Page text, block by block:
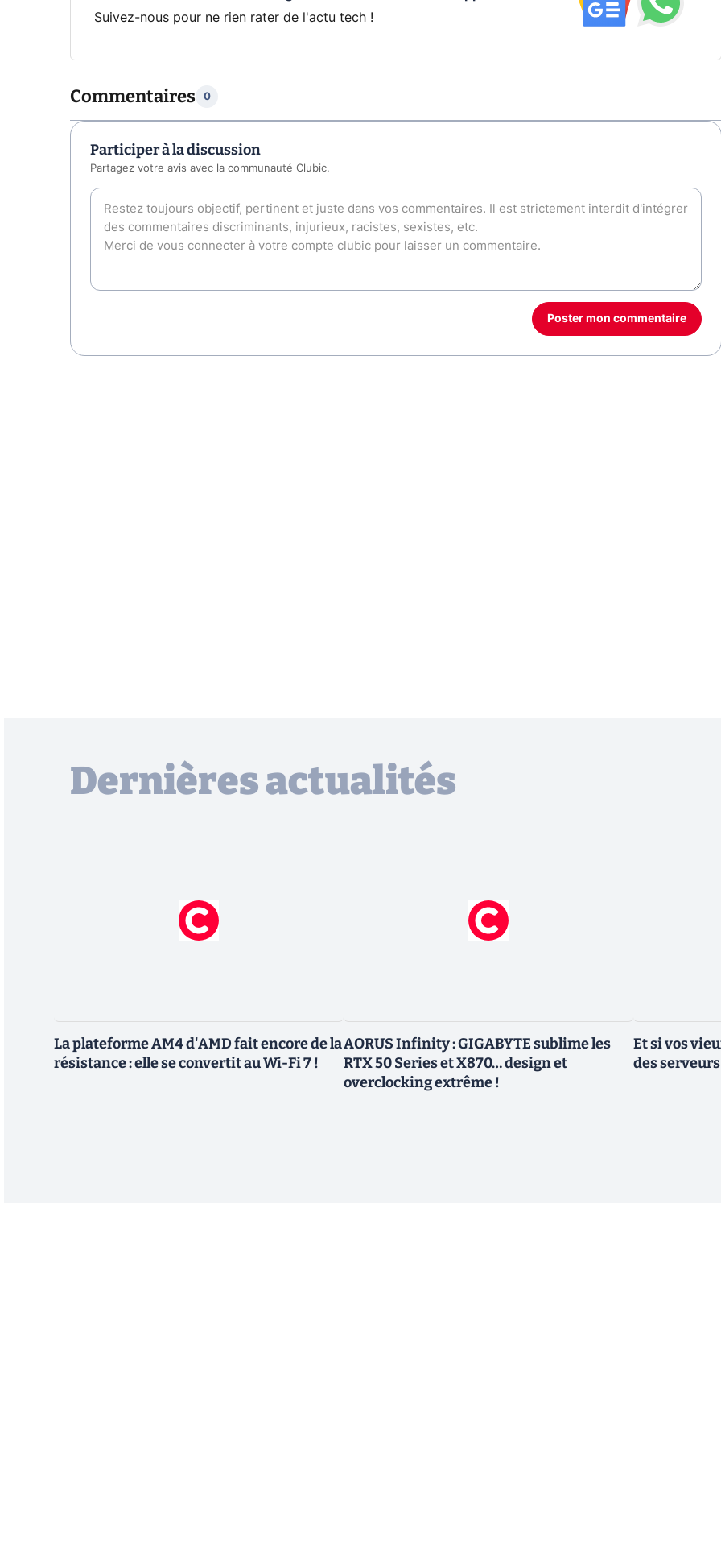
Suivez-nous pour ne rien rater de l'actu tech !
Commentaires 0
Participer à la discussion
Partagez votre avis avec la communauté Clubic.
Poster mon commentaire
Dernières actualités
La plateforme AM4 d'AMD fait encore de la
résistance : elle se convertit au Wi-Fi 7 !
AORUS Infinity : GIGABYTE sublime les
RTX 50 Series et X870… design et
overclocking extrême !
Et si vos
des